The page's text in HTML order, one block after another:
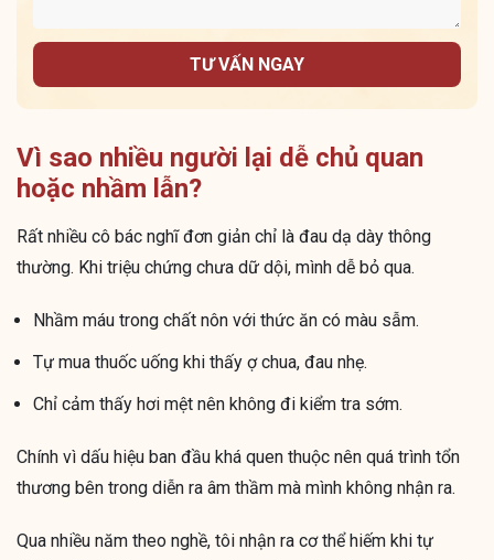
TƯ VẤN NGAY
Vì sao nhiều người lại dễ chủ quan
hoặc nhầm lẫn?
Rất nhiều cô bác nghĩ đơn giản chỉ là đau dạ dày thông
thường. Khi triệu chứng chưa dữ dội, mình dễ bỏ qua.
Nhầm máu trong chất nôn với thức ăn có màu sẫm.
Tự mua thuốc uống khi thấy ợ chua, đau nhẹ.
Chỉ cảm thấy hơi mệt nên không đi kiểm tra sớm.
Chính vì dấu hiệu ban đầu khá quen thuộc nên quá trình tổn
thương bên trong diễn ra âm thầm mà mình không nhận ra.
Qua nhiều năm theo nghề, tôi nhận ra cơ thể hiếm khi tự